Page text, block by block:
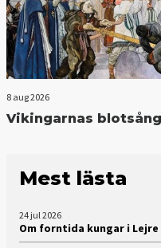
8 aug 2026
Vikingarnas
Mest lästa
24 jul 2026
Om forntida kungar i Lejre